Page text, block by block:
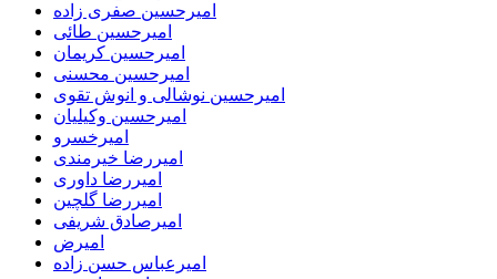
امیرحسین صفری زاده
امیرحسین طائی
امیرحسین کریمان
امیرحسین محسنی
امیرحسین نوشالی و انوش تقوی
امیرحسین وکیلیان
امیرخسرو
امیررضا خیرمندی
امیررضا داوری
امیررضا گلچین
امیرصادق شریفی
امیرض
امیرعباس حسن زاده